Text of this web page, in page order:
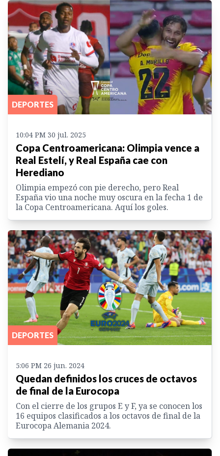
DEPORTES
10:04 PM 30 jul. 2025
Copa Centroamericana: Olimpia vence a
Real Estelí, y Real España cae con
Herediano
Olimpia empezó con pie derecho, pero Real
España vio una noche muy oscura en la fecha 1 de
la Copa Centroamericana. Aquí los goles.
DEPORTES
5:06 PM 26 jun. 2024
Quedan definidos los cruces de octavos
de final de la Eurocopa
Con el cierre de los grupos E y F, ya se conocen los
16 equipos clasificados a los octavos de final de la
Eurocopa Alemania 2024.